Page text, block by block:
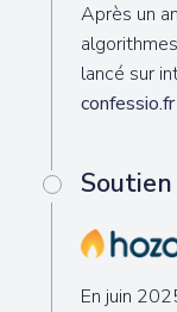
Après un
lancé sur
confessio.fr
En juin